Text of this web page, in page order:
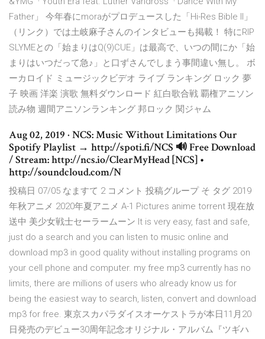
Father」 今年春にmoraがプロデュースした「Hi-Res Bible II」
（リンク）では土岐麻子さんのインタビューも掲載！ 特にRIP
SLYMEとの「始まりはQ(9)CUE」は最高で、いつの間にか「始
まりはいつだって急♪」と口ずさんでしまう事間違い無し。 ボ
ーカロイド ミュージックビデオ ライブ ランキング ロック 夢
子 映画 洋楽 演歌 無料ダウンロード 紅白歌合戦 覇権アニソン
読み物 週間アニソンランキング 邦ロック 関ジャム
Aug 02, 2019 · NCS: Music Without Limitations Our
Spotify Playlist → http://spoti.fi/NCS 🔊 Free Download
/ Stream: http://ncs.io/ClearMyHead [NCS] •
http://soundcloud.com/N
投稿日 07/05 なますて 2 コメント 投稿グループ そ タグ 2019
年秋アニメ 2020年夏アニメ A-1 Pictures anime torrent 現在放
送中 美少女戦士セーラームーン It is very easy, fast and safe,
just do a search and you can listen to music online and
download mp3 in good quality without installing programs on
your cell phone and computer. my free mp3 currently has no
limits, there are millions of users who already know us for
being the easiest way to search, listen, convert and download
mp3 for free. 東京スカパラダイスオーケストラが本日11月20
日発売のデビュー30周年記念オリジナル・アルバム『ツギハ